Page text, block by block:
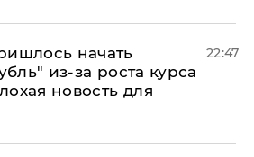
начать
из-за роста курса
новость для
22:47